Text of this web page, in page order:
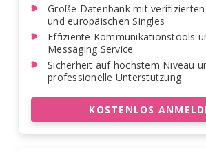
Große Datenbank mit
und europäischen Singles
Effiziente Kommunikationstools
Messaging Service
Sicherheit auf höchstem Niveau
professionelle Unterstützung
KOSTENLOS